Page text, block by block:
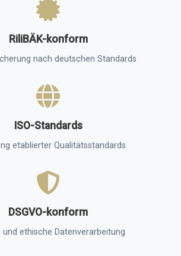
RiliBÄK-konform
nach deutschen Standards
ISO-Standards
etablierter Qualitätsstandards
DSGVO-konform
und ethische Datenverarbeitung